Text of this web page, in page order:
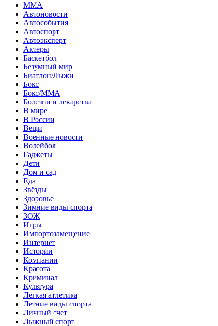
MMA
Автоновости
Автособытия
Автоспорт
Автоэксперт
Актеры
Баскетбол
Безумный мир
Биатлон/Лыжи
Бокс
Бокс/MMA
Болезни и лекарства
В мире
В России
Вещи
Военные новости
Волейбол
Гаджеты
Дети
Дом и сад
Еда
Звёзды
Здоровье
Зимние виды спорта
ЗОЖ
Игры
Импортозамещение
Интернет
Истории
Компании
Красота
Криминал
Культура
Легкая атлетика
Летние виды спорта
Личный счет
Лыжный спорт